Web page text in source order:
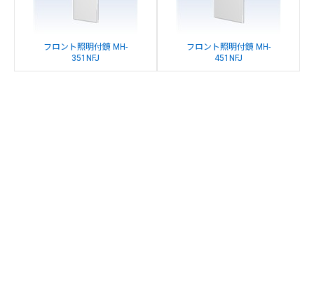
フロント照明付鏡 MH-
351NFJ
フロント照明付鏡 MH-
451NFJ